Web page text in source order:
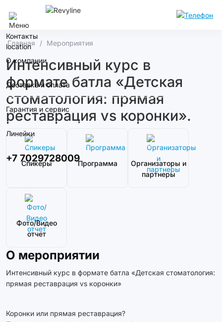
Контакты
О компании
Доставка и оплата
Гарантия и сервис
Линейки
+7 7029728009
Главная Мероприятия
Интенсивный курс в
формате батла «Детская
стоматология: прямая
реставрация vs коронки».
Спикеры Программа
Организаторы и
партнеры
Фото/Видео
отчет
О мероприятии
Интенсивный курс в формате батла «Детская стоматология:
прямая реставрация vs коронки»
Коронки или прямая реставрация?